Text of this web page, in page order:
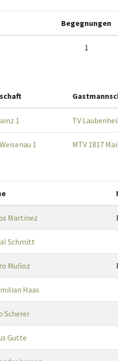
Begegnungen
1
1 TV
1 MTV 1817
Martinez
Schmitt
Muñoz
Haas
Scherer
Gutte